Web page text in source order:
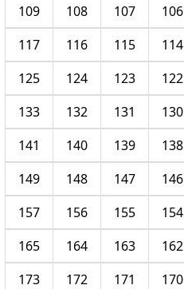
106
107
108
109
114
115
116
117
122
123
124
125
130
131
132
133
138
139
140
141
146
147
148
149
154
155
156
157
162
163
164
165
170
171
172
173